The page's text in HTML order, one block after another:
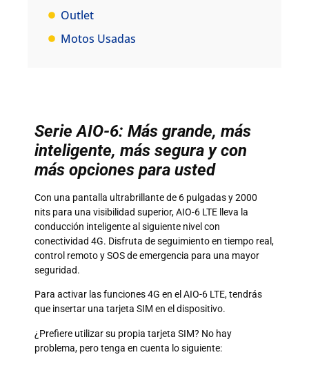
Outlet
Motos Usadas
Serie AIO-6: Más grande, más
inteligente, más segura y con
más opciones para usted
Con una pantalla ultrabrillante de 6 pulgadas y 2000
nits para una visibilidad superior, AIO-6 LTE lleva la
conducción inteligente al siguiente nivel con
conectividad 4G. Disfruta de seguimiento en tiempo real,
control remoto y SOS de emergencia para una mayor
seguridad.
Para activar las funciones 4G en el AIO-6 LTE, tendrás
que insertar una tarjeta SIM en el dispositivo.
¿Prefiere utilizar su propia tarjeta SIM? No hay
problema, pero tenga en cuenta lo siguiente: